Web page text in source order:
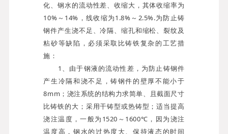
化、钢水的流动性差、收缩大，其体收缩率为
10%～14%，线收缩为1.8%～2.5%.为防止铸
钢件产生浇不足、冷隔、缩孔和缩松、裂纹及
粘砂等缺陷，必须采取比铸铁复杂的工艺措
施：
1、由于钢液的流动性差，为防止铸钢件
产生冷隔和浇不足，铸钢件的壁厚不能小于
8mm；浇注系统的结构力求简单、且截面尺寸
比铸铁的大；采用干铸型或热铸型；适当提高
浇注温度，一般为1520～1600℃，因为浇注
温度高，钢水的过热度大、保持液态的时间